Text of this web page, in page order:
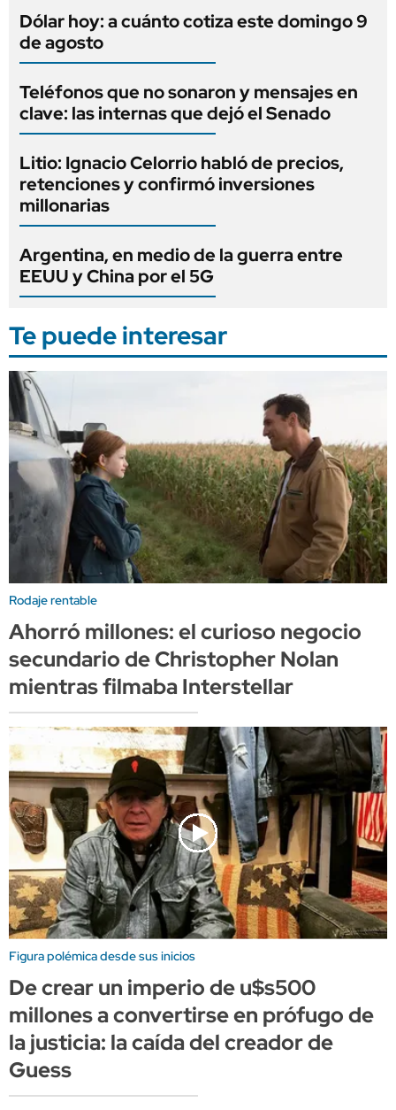
Dólar hoy: a cuánto cotiza este domingo 9
de agosto
Teléfonos que no sonaron y mensajes en
clave: las internas que dejó el Senado
Litio: Ignacio Celorrio habló de precios,
retenciones y confirmó inversiones
millonarias
Argentina, en medio de la guerra entre
EEUU y China por el 5G
Te puede interesar
Rodaje rentable
Ahorró millones: el curioso negocio
secundario de Christopher Nolan
mientras filmaba Interstellar
Figura polémica desde sus inicios
De crear un imperio de u$s500
millones a convertirse en prófugo de
la justicia: la caída del creador de
Guess